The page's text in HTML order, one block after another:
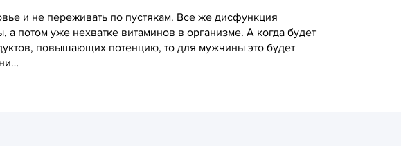
и не переживать по пустякам. Все же дисфункция
потом уже нехватке витаминов в организме. А когда будет
повышающих потенцию, то для мужчины это будет